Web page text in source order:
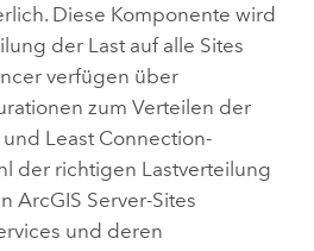
Diese Komponente wird
der Last auf alle Sites
verfügen über
zum Verteilen der
und Least Connection-
der richtigen Lastverteilung
ArcGIS Server-Sites
und deren